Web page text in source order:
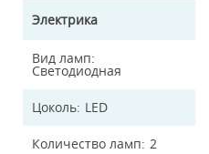
Электрика
Вид ламп
Светодиодная
Цоколь LED
Количество ламп 2